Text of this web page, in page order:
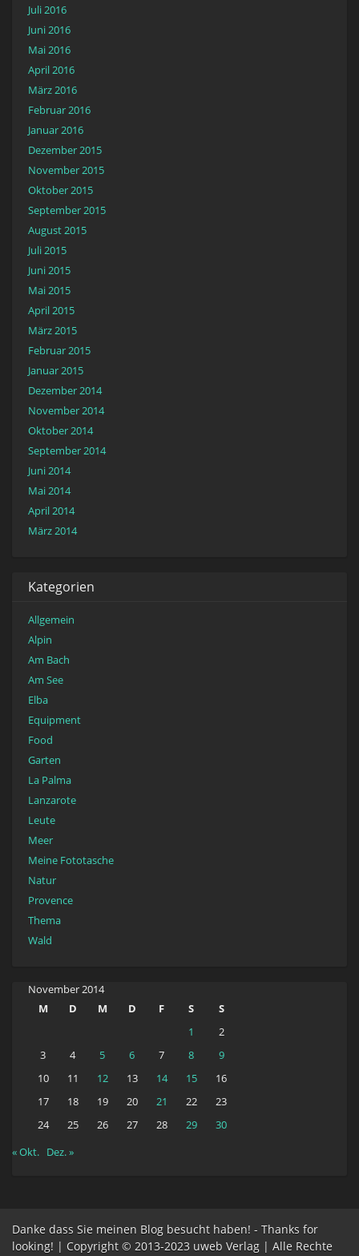
Juli 2016
Juni 2016
Mai 2016
April 2016
März 2016
Februar 2016
Januar 2016
Dezember 2015
November 2015
Oktober 2015
September 2015
August 2015
Juli 2015
Juni 2015
Mai 2015
April 2015
März 2015
Februar 2015
Januar 2015
Dezember 2014
November 2014
Oktober 2014
September 2014
Juni 2014
Mai 2014
April 2014
März 2014
Kategorien
Allgemein
Alpin
Am Bach
Am See
Elba
Equipment
Food
Garten
La Palma
Lanzarote
Leute
Meer
Meine Fototasche
Natur
Provence
Thema
Wald
November 2014
M
D M D F S
S
1
2
3
4 5 6 7 8
9
10
11 12 13 14 15
16
17
18 19 20 21 22
23
24
25 26 27 28 29
30
« Okt. Dez. »
Danke dass Sie meinen Blog besucht haben! - Thanks for
looking! | Copyright © 2013-2023 uweb Verlag | Alle Rechte